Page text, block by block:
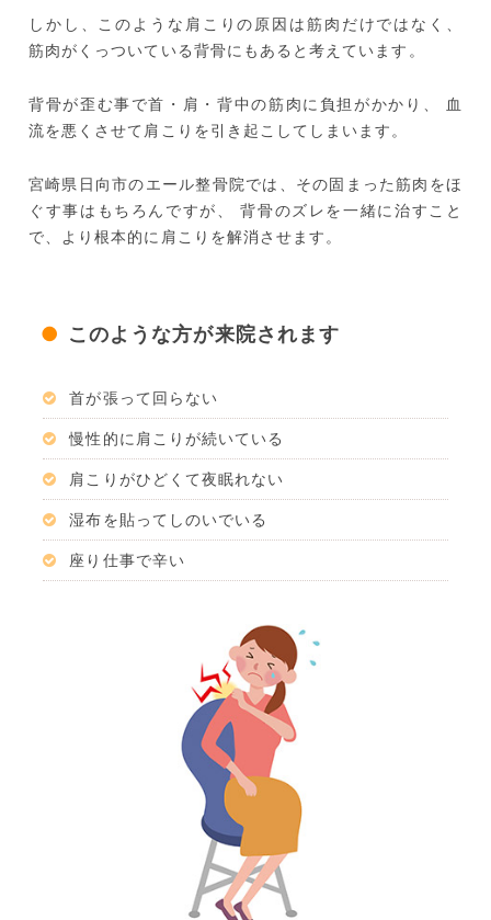
しかし、このような肩こりの原因は筋肉だけではなく、
筋肉がくっついている背骨にもあると考えています。
背骨が歪む事で首・肩・背中の筋肉に負担がかかり、
血
流を悪くさせて肩こりを引き起こしてしまいます。
宮崎県日向市のエール整骨院では、その固まった筋肉をほ
ぐす事はもちろんですが、
背骨のズレを一緒に治すこと
で、より根本的に肩こりを解消させます。
このような方が来院されます
首が張って回らない
慢性的に肩こりが続いている
肩こりがひどくて夜眠れない
湿布を貼ってしのいでいる
座り仕事で辛い